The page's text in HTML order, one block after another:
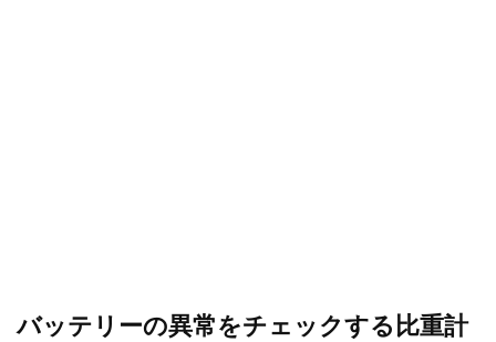
バッテリーの異常をチェックする比重計